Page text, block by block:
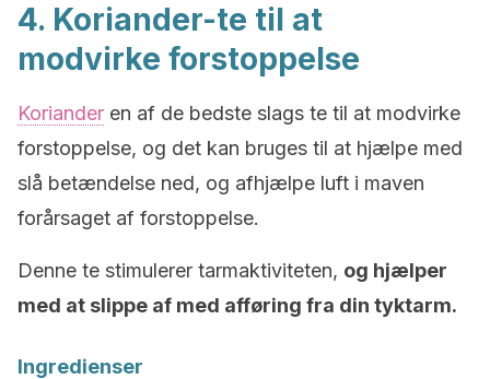
4. Koriander-te til at
modvirke forstoppelse
Koriander en af ​​de bedste slags te til at modvirke
forstoppelse, og det kan bruges til at hjælpe med
slå betændelse ned, og afhjælpe luft i maven
forårsaget af forstoppelse.
Denne te stimulerer tarmaktiviteten, og hjælper
med at slippe af med afføring fra din tyktarm.
Ingredienser